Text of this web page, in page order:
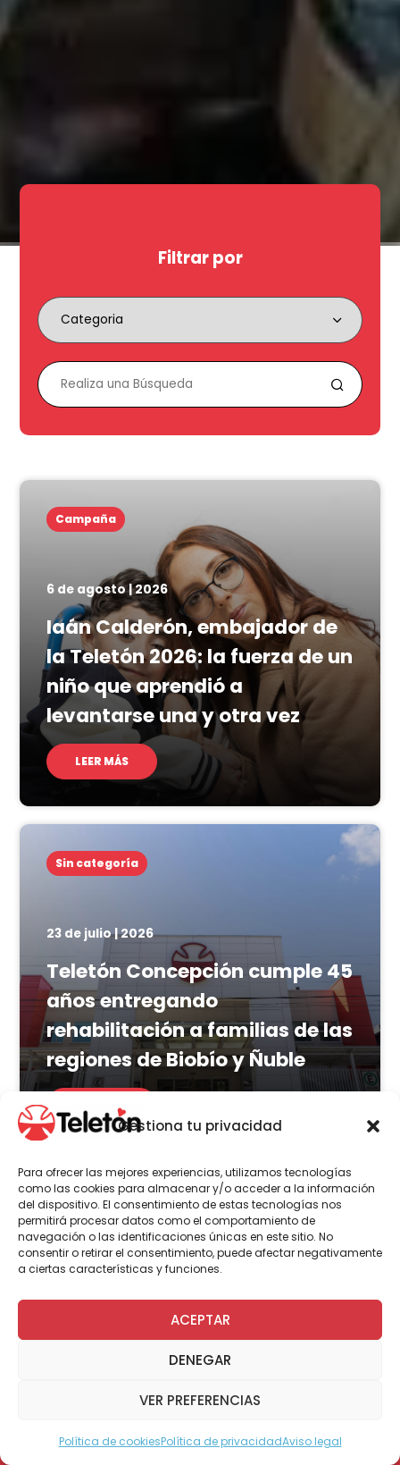
Gestiona tu privacidad
Para ofrecer las mejores experiencias, utilizamos tecnologías
como las cookies para almacenar y/o acceder a la información
del dispositivo. El consentimiento de estas tecnologías nos
permitirá procesar datos como el comportamiento de
navegación o las identificaciones únicas en este sitio. No
consentir o retirar el consentimiento, puede afectar negativamente
a ciertas características y funciones.
ACEPTAR
DENEGAR
VER PREFERENCIAS
Política de cookiesPolítica de privacidadAviso legal
Filtrar por
Campaña
6 de agosto | 2026
Iaán Calderón, embajador de
la Teletón 2026: la fuerza de un
niño que aprendió a
levantarse una y otra vez
LEER MÁS
Sin categoría
23 de julio | 2026
Teletón Concepción cumple 45
años entregando
rehabilitación a familias de las
regiones de Biobío y Ñuble
LEER MÁS
Actualidad Voluntariado
23 de julio | 2026
Programa Abre: Voluntariado
de Teletón mejoró
viviendas a nivel nacional
LEER MÁS Modo Accesible